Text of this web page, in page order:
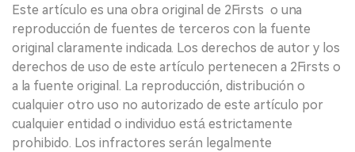
Este artículo es una obra original de 2Firsts o una
reproducción de fuentes de terceros con la fuente
original claramente indicada. Los derechos de autor y los
derechos de uso de este artículo pertenecen a 2Firsts o
a la fuente original. La reproducción, distribución o
cualquier otro uso no autorizado de este artículo por
cualquier entidad o individuo está estrictamente
prohibido. Los infractores serán legalmente